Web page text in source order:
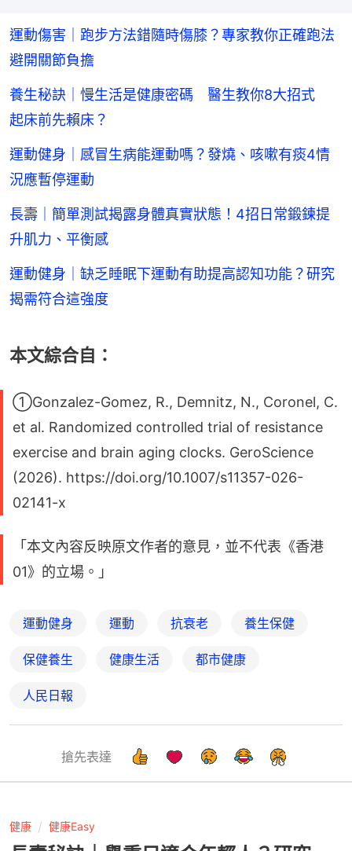
運動傷害｜跑步方法錯隨時傷膝？專家教你正確跑法
避開關節負擔
養生秘訣｜慢生活是健康密碼 醫生教你8大招式
起床前先賴床？
運動健身｜感冒生病能運動嗎？發燒、咳嗽有痰4情
況應暫停運動
長壽｜簡單測試揭露身體真實狀態！4招日常鍛鍊提
升肌力、平衡感
運動健身｜缺乏睡眠下運動有助提高認知功能？研究
揭需符合這強度
本文綜合自：
①Gonzalez-Gomez, R., Demnitz, N., Coronel, C.
et al. Randomized controlled trial of resistance
exercise and brain aging clocks. GeroScience
(2026). https://doi.org/10.1007/s11357-026-
02141-x
「本文內容反映原文作者的意見，並不代表《香港
01》的立場。」
運動健身 運動 抗衰老 養生保健
保健養生 健康生活 都市健康
人民日報
搶先表達
健康 健康Easy